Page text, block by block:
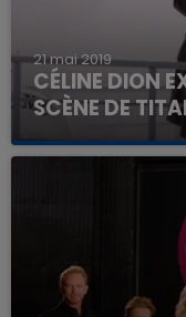
21 mai 2019
CÉLINE DION
SCÈNE DE